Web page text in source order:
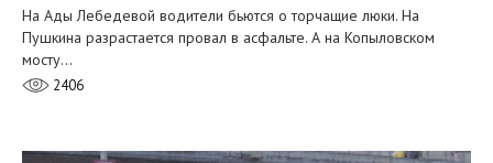
На Ады Лебедевой водители бьются о торчащие люки. На
Пушкина разрастается провал в асфальте. А на Копыловском
мосту…
2406